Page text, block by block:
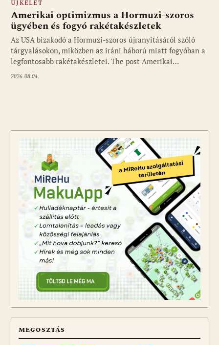
ÚJKELET
Amerikai optimizmus a Hormuzi-szoros
ügyében és fogyó rakétakészletek
Az USA bizakodó a Hormuzi-szoros újranyitásáról szóló
tárgyalásokon, miközben az iráni háború miatt fogyóban a
legfontosabb rakétakészletei. The post Amerikai…
2026.08.04.
MEGOSZTÁS